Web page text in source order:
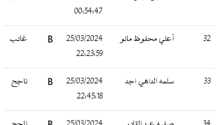
00:54:47
32 أعلي محفوظ مانو
25/03/2024
22:23:59
B غائب
33 سلمه الداهي اجد
25/03/2024
22:45:18
B ناجح